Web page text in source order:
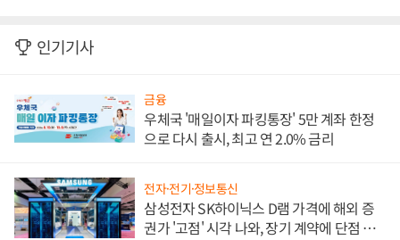
인기기사
금융
우체국 '매일이자 파킹통장' 5만 계좌 한정
으로 다시 출시, 최고 연 2.0% 금리
전자·전기·정보통신
삼성전자 SK하이닉스 D램 가격에 해외 증
권가 '고점' 시각 나와, 장기 계약에 단점 부